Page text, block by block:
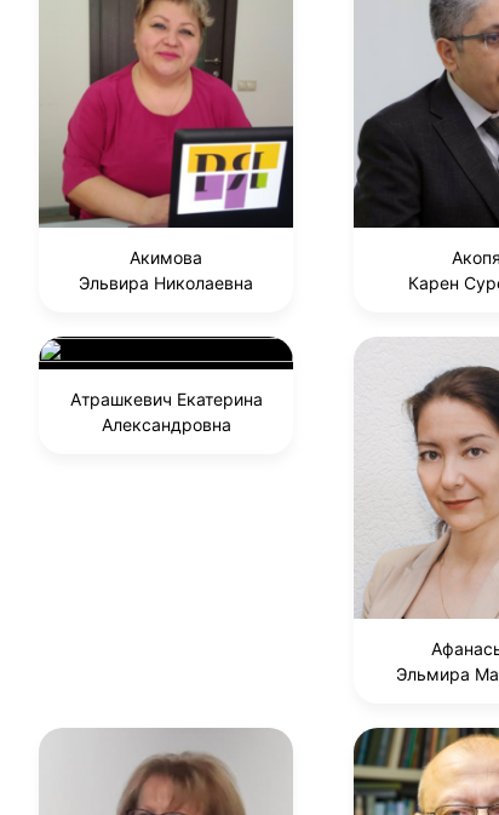
Акимова
Эльвира Николаевна
Карен
Атрашкевич Екатерина
Александровна
Эльмира